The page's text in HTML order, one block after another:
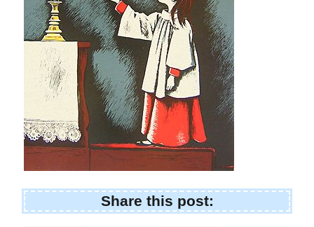
Share this post: